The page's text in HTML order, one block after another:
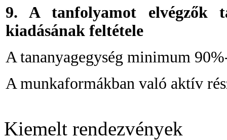
9. A tanfolyamot elvégzők
kiadásának feltétele
A tananyagegység minimum
A munkaformákban való aktív
Kiemelt rendezvények